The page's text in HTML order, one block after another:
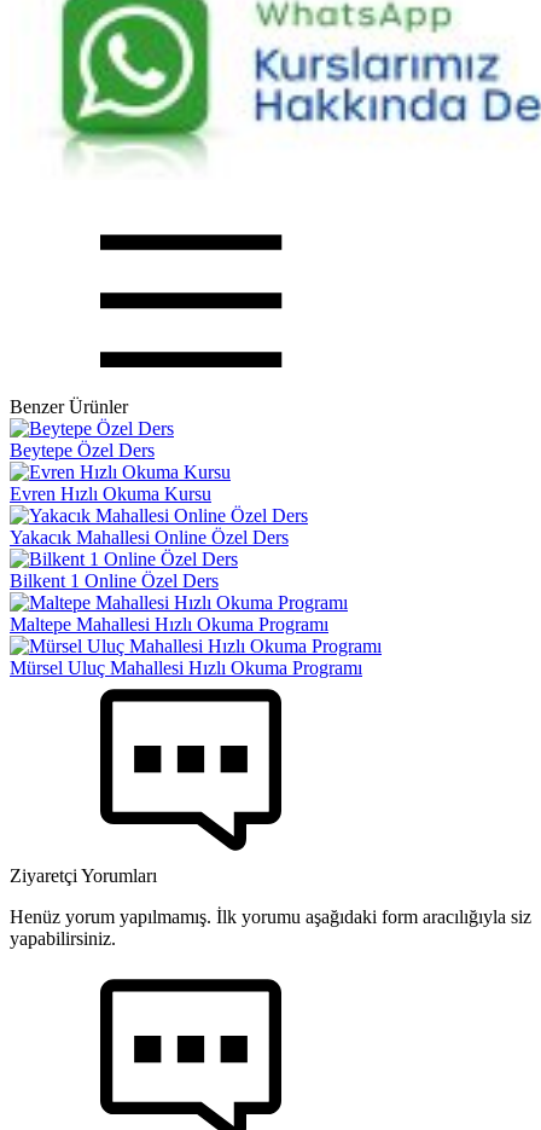
Benzer Ürünler
Beytepe Özel Ders
Evren Hızlı Okuma Kursu
Yakacık Mahallesi Online Özel Ders
Bilkent 1 Online Özel Ders
Maltepe Mahallesi Hızlı Okuma Programı
Mürsel Uluç Mahallesi Hızlı Okuma Programı
Ziyaretçi Yorumları
Henüz yorum yapılmamış. İlk yorumu aşağıdaki form aracılığıyla siz
yapabilirsiniz.